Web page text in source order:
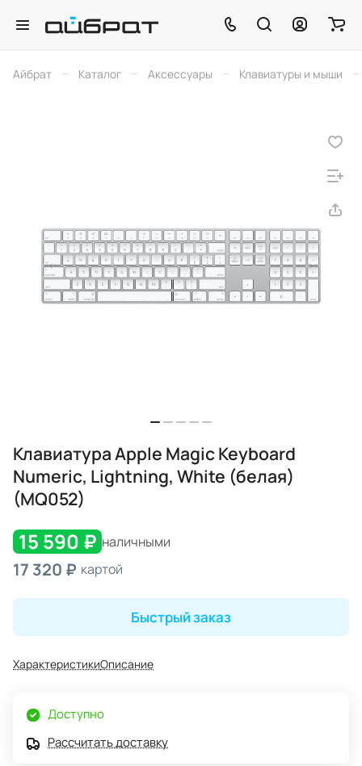
Айбрат – Каталог – Аксессуары – Клавиатуры и мыши –
Клавиатура Apple Magic Keyboard
Numeric, Lightning, White (белая)
(MQ052)
15 590 ₽ наличными
17 320 ₽ картой
Быстрый заказ
ХарактеристикиОписание
Доступно
Рассчитать доставку